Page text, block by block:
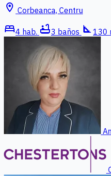
location_on Corbeanca, Centru
bed4 hab. bathtub3 baños square_foot 130